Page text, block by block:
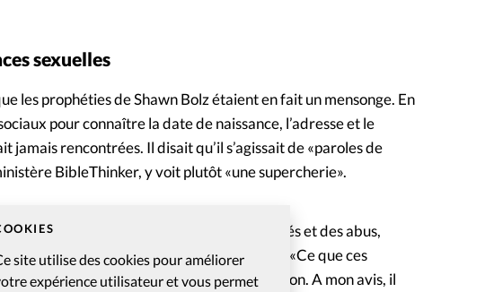
site utilise des cookies pour améliorer
expérience utilisateur et vous permet
sexuelles
les prophéties de Shawn Bolz étaient en fait un mensonge. En
pour connaître la date de naissance, l’adresse et le
jamais rencontrées. Il disait qu’il s’agissait de «paroles de
BibleThinker, y voit plutôt «une supercherie».
des comportements sexuels inappropriés et des abus,
collaborateurs du ministère de Shawn Bolz. «Ce que ces
sexuelle. Je parlerais plutôt de manipulation. A mon avis, il